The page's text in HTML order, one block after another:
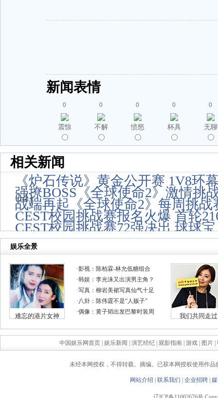
新闻表情
0
震惊
0
不解
0
愤怒
0
杯具
0
无聊
相关新闻
《炉石传说》黄金公开赛 1V8环
04)
强撩BOSS《全球使命2》激情挑
战端再起《全球使命2》每周挑战
CEST校园挑战赛报名火爆 首轮
CEST校园挑战赛72强决出 球球
01)
中国娱乐网首页| 娱乐新闻 演艺经纪| 观影指南| 游戏| 图片|
未经本网授权，不得转载、摘编。已获本网授权使用作
网站介绍 联系我们 企业招聘